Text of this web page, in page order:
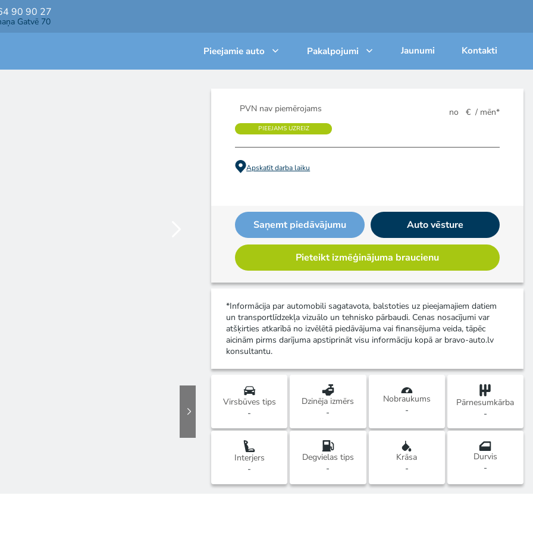
90 90 27
Gatvē 70
Pieejamie auto Pakalpojumi Jaunumi Kontakti
PVN nav piemērojams no € / mēn*
PIEEJAMS UZREIZ
Apskatīt darba laiku
Saņemt piedāvājumu Auto vēsture
Pieteikt izmēģinājuma braucienu
*Informācija par automobili sagatavota, balstoties uz pieejamajiem datiem
un transportlīdzekļa vizuālo un tehnisko pārbaudi. Cenas nosacījumi var
atšķirties atkarībā no izvēlētā piedāvājuma vai finansējuma veida, tāpēc
aicinām pirms darījuma apstiprināt visu informāciju kopā ar bravo-auto.lv
konsultantu.
Virsbūves tips
-
Dzinēja izmērs
-
Nobraukums
-
Pārnesumkārba
-
Interjers
-
Degvielas tips
-
Krāsa
-
Durvis
-